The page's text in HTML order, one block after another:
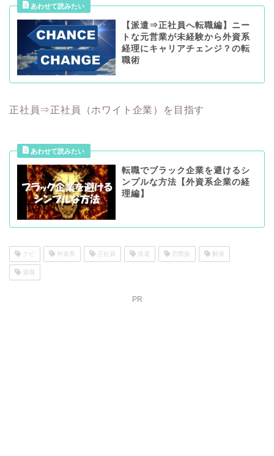
【派遣⇒正社員へ転職編】ニー
トな元営業が未経験から外資系
経理にキャリアチェンジ？の転
職術
正社員⇒正社員（ホワイト企業）を目指す
転職でブラック企業を避けるシ
ンプルな方法【外資系企業の経
理編】
クビ 外資系 正社員 派遣 窓際族 解雇
退職
PR